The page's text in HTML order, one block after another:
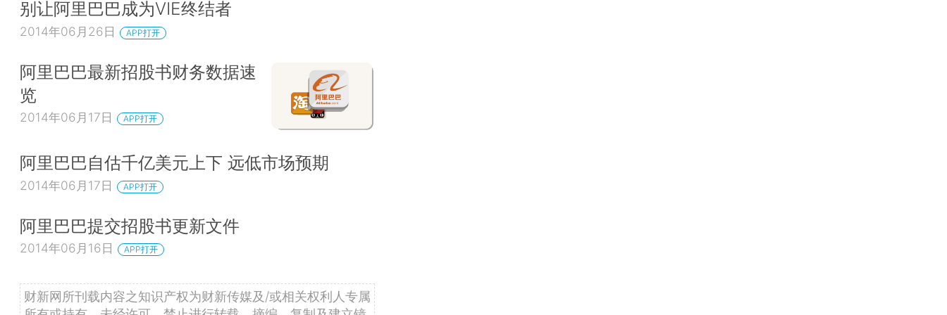
别让阿里巴巴成为VIE终结者
2014年06月26日 APP打开
阿里巴巴最新招股书财务数据速
览
2014年06月17日 APP打开
阿里巴巴自估千亿美元上下 远低市场预期
2014年06月17日 APP打开
阿里巴巴提交招股书更新文件
2014年06月16日 APP打开
财新网所刊载内容之知识产权为财新传媒及/或相关权利人专属